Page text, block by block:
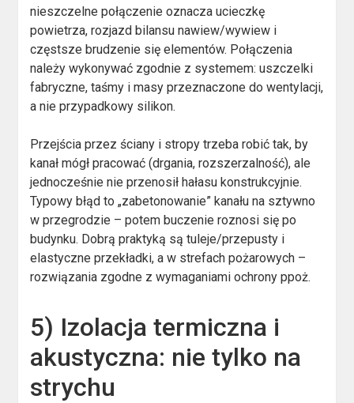
nieszczelne połączenie oznacza ucieczkę
powietrza, rozjazd bilansu nawiew/wywiew i
częstsze brudzenie się elementów. Połączenia
należy wykonywać zgodnie z systemem: uszczelki
fabryczne, taśmy i masy przeznaczone do wentylacji,
a nie przypadkowy silikon.
Przejścia przez ściany i stropy trzeba robić tak, by
kanał mógł pracować (drgania, rozszerzalność), ale
jednocześnie nie przenosił hałasu konstrukcyjnie.
Typowy błąd to „zabetonowanie” kanału na sztywno
w przegrodzie – potem buczenie roznosi się po
budynku. Dobrą praktyką są tuleje/przepusty i
elastyczne przekładki, a w strefach pożarowych –
rozwiązania zgodne z wymaganiami ochrony ppoż.
5) Izolacja termiczna i
akustyczna: nie tylko na
strychu